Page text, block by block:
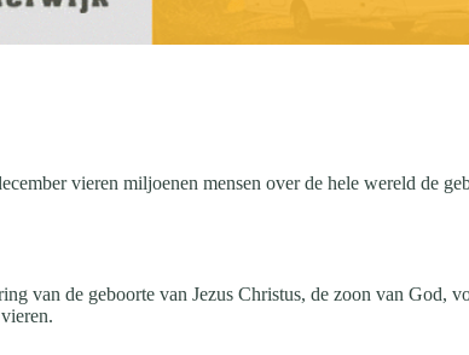
vieren miljoenen mensen over de hele wereld de
van de geboorte van Jezus Christus, de zoon van God,